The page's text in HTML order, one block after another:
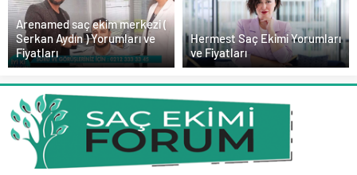
Arenamed saç ekim merkezi (
Serkan Aydın ) Yorumları ve
Fiyatları
Hermest Saç Ekimi Yorumları
ve Fiyatları